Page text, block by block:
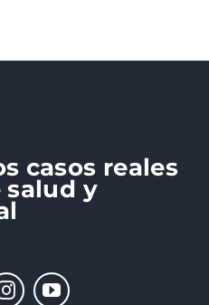
casos reales
salud y